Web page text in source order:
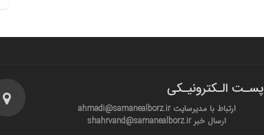
پسـت الـکترونیـکی
ارتباط با مدیرسایت ahmadi@samanealborz.ir
ارسال خبر shahrvand@samanealborz.ir